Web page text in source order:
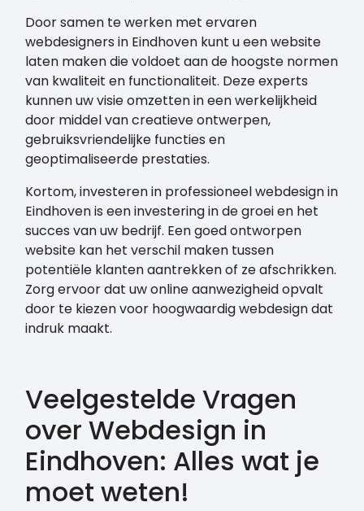
Door samen te werken met ervaren
webdesigners in Eindhoven kunt u een website
laten maken die voldoet aan de hoogste normen
van kwaliteit en functionaliteit. Deze experts
kunnen uw visie omzetten in een werkelijkheid
door middel van creatieve ontwerpen,
gebruiksvriendelijke functies en
geoptimaliseerde prestaties.
Kortom, investeren in professioneel webdesign in
Eindhoven is een investering in de groei en het
succes van uw bedrijf. Een goed ontworpen
website kan het verschil maken tussen
potentiële klanten aantrekken of ze afschrikken.
Zorg ervoor dat uw online aanwezigheid opvalt
door te kiezen voor hoogwaardig webdesign dat
indruk maakt.
Veelgestelde Vragen
over Webdesign in
Eindhoven: Alles wat je
moet weten!